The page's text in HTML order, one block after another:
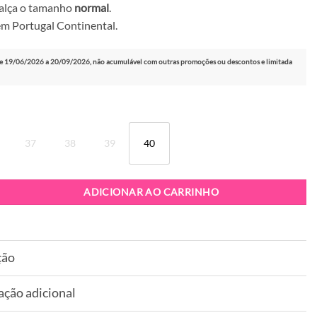
o tamanho normal.
Portugal Continental.
19/06/2026 a 20/09/2026, não acumulável com outras promoções ou descontos e limitada
37 38 39 40
ADICIONAR AO CARRINHO
adicional